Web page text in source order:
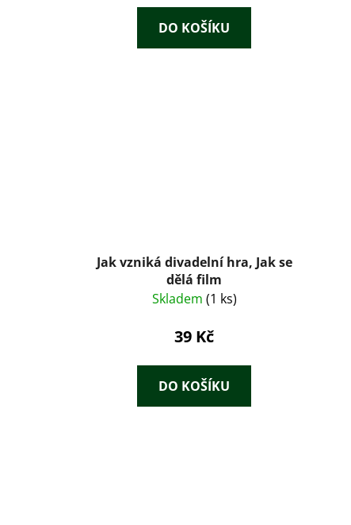
DO KOŠÍKU
Jak vzniká divadelní hra, Jak se
dělá film
Skladem (1 ks)
39 Kč
DO KOŠÍKU